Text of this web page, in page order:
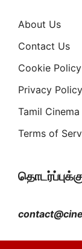
About Us
Contact Us
Cookie Policy
Privacy Policy
Tamil
Terms of